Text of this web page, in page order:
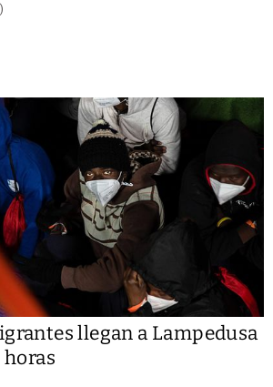
llegan a Lampedusa